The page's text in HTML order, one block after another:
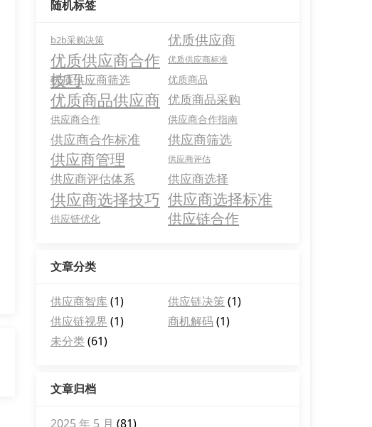
随机标签
b2b采购决策 优质供应商
优质供应商合作
技巧
优质供应商标准
优质供应商筛选 优质商品
优质商品供应商 优质商品采购
供应商合作 供应商合作指南
供应商合作标准 供应商筛选
供应商管理 供应商评估
供应商评估体系 供应商选择
供应商选择技巧 供应商选择标准
供应链优化 供应链合作
文章分类
供应商智库 (1) 供应链决策 (1)
供应链视界 (1) 商机解码 (1)
未分类(61)
文章归档
2025 年 5 月 (81)